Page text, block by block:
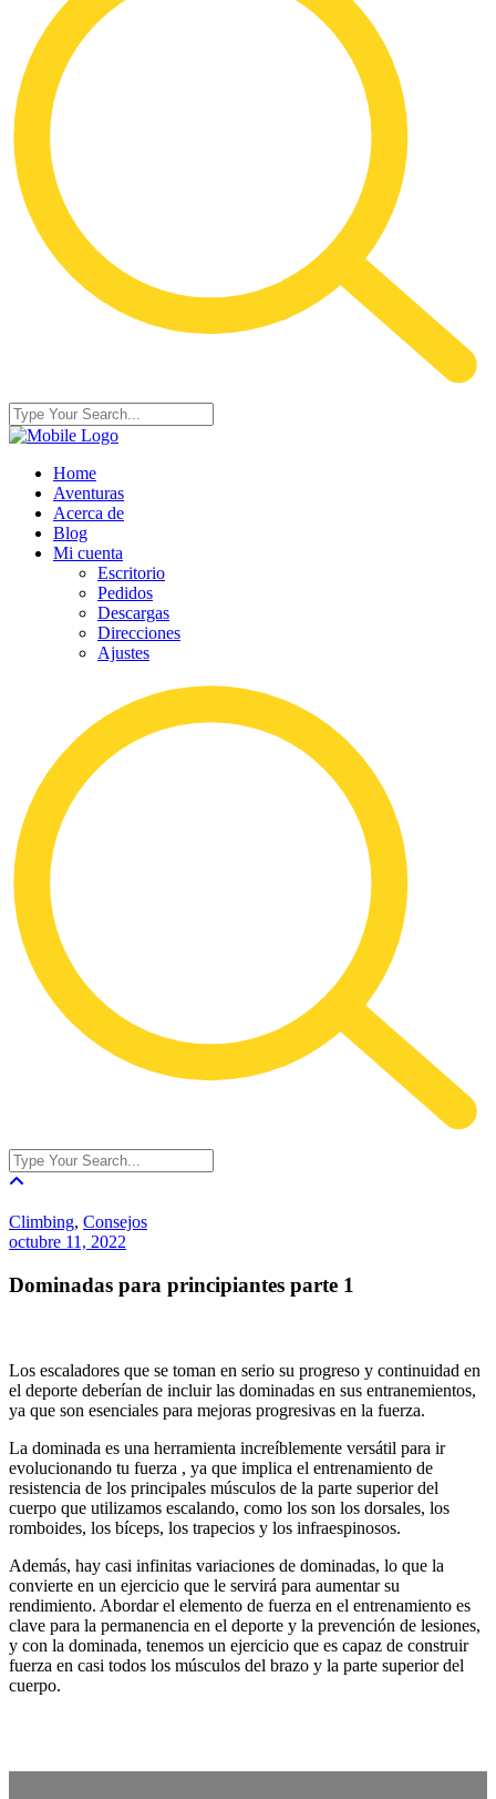
Home
Aventuras
Acerca de
Blog
Mi cuenta
Escritorio
Pedidos
Descargas
Direcciones
Ajustes
Climbing, Consejos
octubre 11, 2022
Dominadas para principiantes parte 1
Los escaladores que se toman en serio su progreso y continuidad en
el deporte deberían de incluir las dominadas en sus entranemientos,
ya que son esenciales para mejoras progresivas en la fuerza.
La dominada es una herramienta increíblemente versátil para ir
evolucionando tu fuerza , ya que implica el entrenamiento de
resistencia de los principales músculos de la parte superior del
cuerpo que utilizamos escalando, como los son los dorsales, los
romboides, los bíceps, los trapecios y los infraespinosos.
Además, hay casi infinitas variaciones de dominadas, lo que la
convierte en un ejercicio que le servirá para aumentar su
rendimiento. Abordar el elemento de fuerza en el entrenamiento es
clave para la permanencia en el deporte y la prevención de lesiones,
y con la dominada, tenemos un ejercicio que es capaz de construir
fuerza en casi todos los músculos del brazo y la parte superior del
cuerpo.